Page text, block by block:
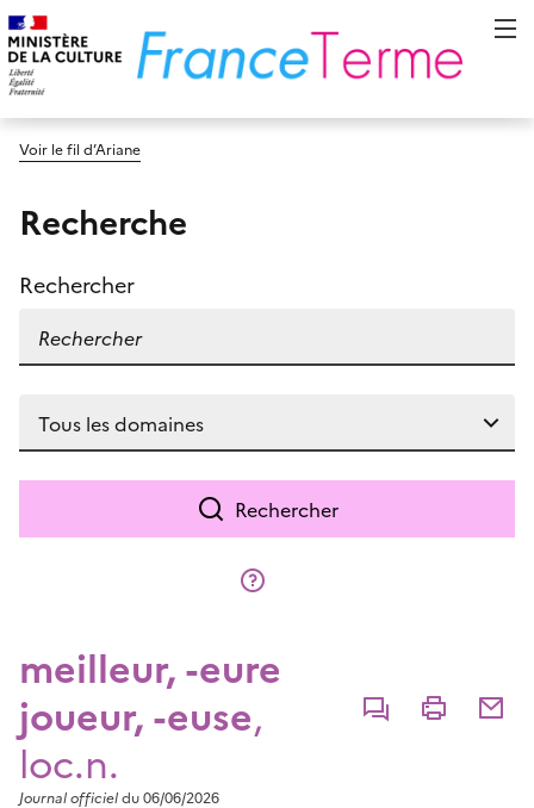
Voir le fil d’Ariane
Recherche
Rechercher
Rechercher
meilleur, -eure
joueur, -euse,
loc.n.
CommenterImprimer
Journal officieldu 06/06/2026